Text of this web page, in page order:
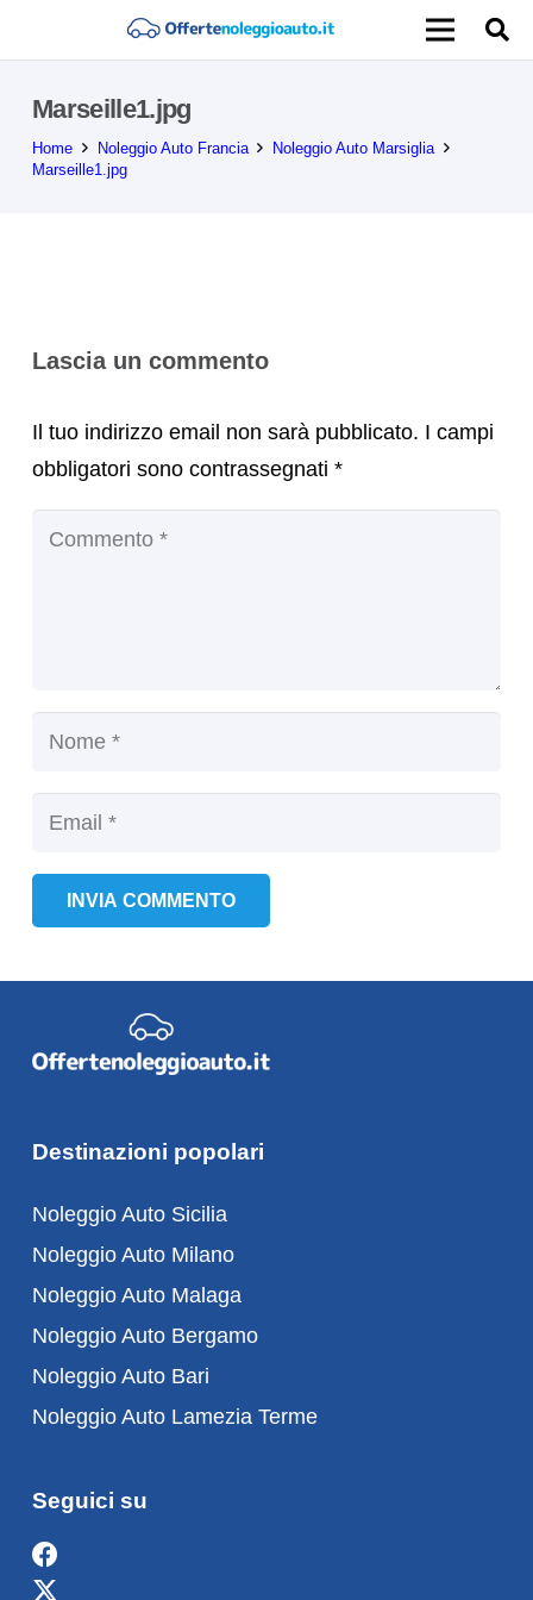
Marseille1.jpg
Home Noleggio Auto Francia
Noleggio Auto Marsiglia
Marseille1.jpg
Lascia un commento
Il tuo indirizzo email non sarà pubblicato. I campi
obbligatori sono contrassegnati *
INVIA COMMENTO
Destinazioni popolari
Noleggio Auto Sicilia
Noleggio Auto Milano
Noleggio Auto Malaga
Noleggio Auto Bergamo
Noleggio Auto Bari
Noleggio Auto Lamezia Terme
Seguici su